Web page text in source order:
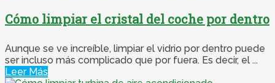
Cómo limpiar el cristal del coche por dentro
Aunque se ve increíble, limpiar el vidrio por dentro puede
ser incluso más complicado que por fuera. Es decir, el ...
Leer Más